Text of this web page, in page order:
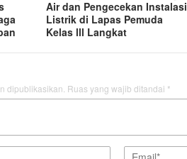
Air dan Pengecekan Instalasi
Listrik di Lapas Pemuda
Kelas lll Langkat
dipublikasikan. Ruas yang wajib ditandai *